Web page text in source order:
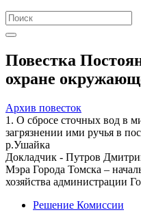
Повестка
охране
Архив повесток
1. О сбросе сточных вод в
загрязнении ими ручья в
р.Ушайка
Докладчик - Путров
Мэра Города Томска –
хозяйства администрации
Решение Комиссии